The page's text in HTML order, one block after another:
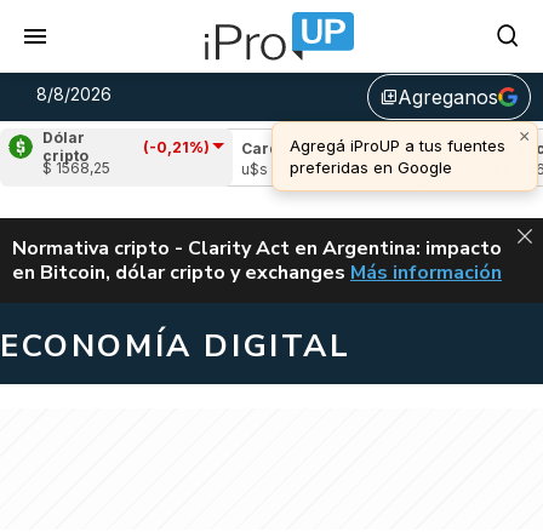
8/8/2026 library_addAgreganos
×
Agregá iProUP a tus fuentes
preferidas en Google
Dólar
cripto
(-0,21%)
$ 1568,25
(0,89%)
Cardano
(0,96%)
u$s 0,20
Avalanche
ALERTA
Normativa cripto - Clarity Act en Argentina: impacto
en Bitcoin, dólar cripto y exchanges CLARITY ACT EN
Más información
ECONOMÍA DIGITAL